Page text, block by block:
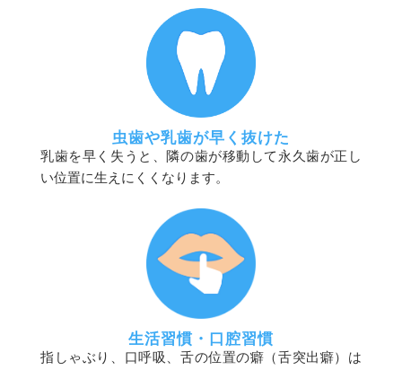
生活習慣・口腔習慣
指しゃぶり、口呼吸、舌の位置の癖（舌突出癖）は
虫歯や乳歯が早く抜けた
乳歯を早く失うと、隣の歯が移動して永久歯が正し
い位置に生えにくくなります。